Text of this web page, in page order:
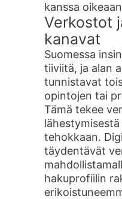
kanssa
Verkostot
kanavat
Suomessa
tiiviitä, ja alan
tunnistavat
opintojen tai
Tämä tekee
tehokkaan.
täydentävät
hakuprofiilin